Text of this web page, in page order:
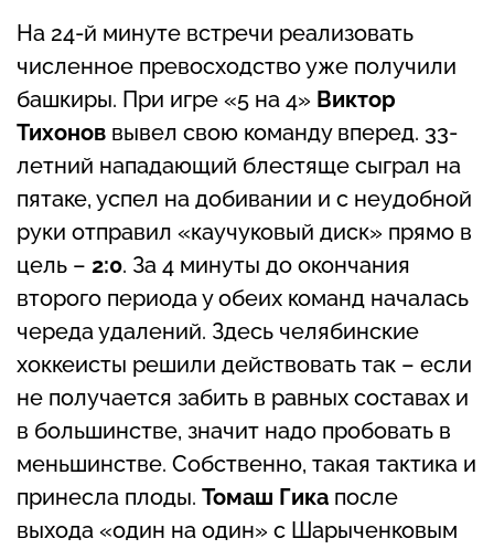
На 24-й минуте встречи реализовать
численное превосходство уже получили
башкиры. При игре «5 на 4» Виктор
Тихонов вывел свою команду вперед. 33-
летний нападающий блестяще сыграл на
пятаке, успел на добивании и с неудобной
руки отправил «каучуковый диск» прямо в
цель – 2:0. За 4 минуты до окончания
второго периода у обеих команд началась
череда удалений. Здесь челябинские
хоккеисты решили действовать так – если
не получается забить в равных составах и
в большинстве, значит надо пробовать в
меньшинстве. Собственно, такая тактика и
принесла плоды. Томаш Гика после
выхода «один на один» с Шарыченковым